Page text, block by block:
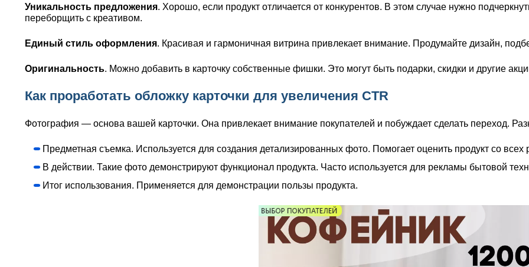
Уникальность предложения. Хорошо, если продукт отличается от конкурентов. В этом случае нужно
переборщить с креативом.
Единый стиль оформления. Красивая и гармоничная витрина привлекает внимание. Продумайте дизайн,
Оригинальность. Можно добавить в карточку собственные фишки. Это могут быть подарки, скидки и другие
Как проработать обложку карточки для увеличения CTR
Фотография — основа вашей карточки. Она привлекает внимание покупателей и побуждает сделать переход.
Предметная съемка. Используется для создания детализированных фото. Помогает оценить продукт со всех
В действии. Такие фото демонстрируют функционал продукта. Часто используется для рекламы бытовой
Итог использования. Применяется для демонстрации пользы продукта.